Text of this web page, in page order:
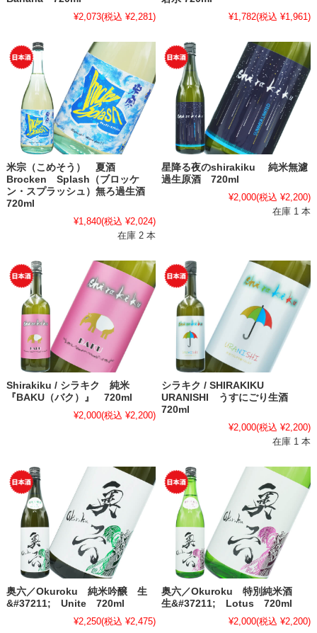
¥2,073(税込 ¥2,281)
¥1,782(税込 ¥1,961)
米宗（こめそう） 夏酒
Brocken Splash（ブロッケ
ン・スプラッシュ）無ろ過生酒
720ml
¥1,840(税込 ¥2,024)
在庫 2 本
星降る夜のshirakiku 純米無濾
過生原酒 720ml
¥2,000(税込 ¥2,200)
在庫 1 本
Shirakiku / シラキク 純米
『BAKU（バク）』 720ml
¥2,000(税込 ¥2,200)
シラキク / SHIRAKIKU
URANISHI うすにごり生酒
720ml
¥2,000(税込 ¥2,200)
在庫 1 本
奥六／Okuroku 純米吟醸 生
&#37211; Unite 720ml
¥2,250(税込 ¥2,475)
奥六／Okuroku 特別純米酒
生&#37211; Lotus 720ml
¥2,000(税込 ¥2,200)